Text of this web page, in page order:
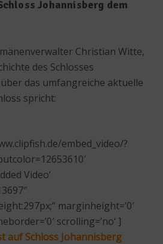
Johannisberg dem
Christian Witte,
des Schlosses
das umfangreiche aktuelle
spricht:
embed_video/?
Video‘
marginheight=’0′
scrolling=’no‘ ]
auf Schloss Johannisberg